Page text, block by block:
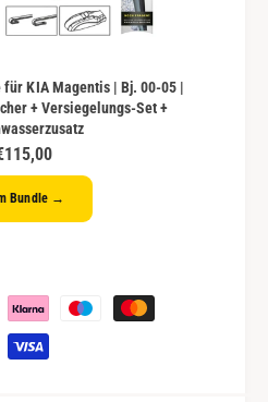
KIA Magentis | Bj. 00-05 |
+ Versiegelungs-Set +
Bundle →